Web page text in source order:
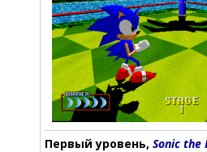
Первый уровень, Sonic the